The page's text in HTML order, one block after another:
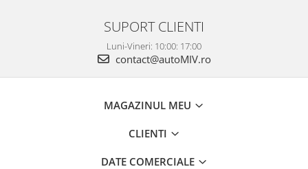
SUPORT CLIENTI
Luni-Vineri: 10:00: 17:00
contact@autoMIV.ro
MAGAZINUL MEU
CLIENTI
DATE COMERCIALE